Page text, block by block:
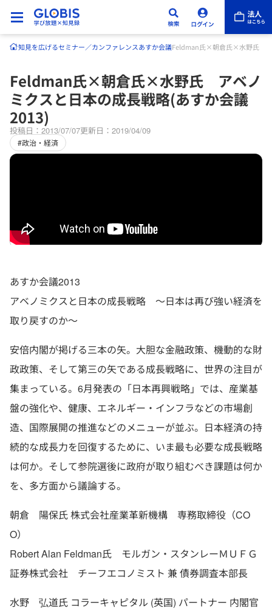
知見を広げるセミナー／カンファレンスあすか会議Feldman氏×朝倉氏×水野氏 ア
Feldman氏×朝倉氏×水野氏 アベノ
ミクスと日本の成長戦略(あすか会議
2013)
投稿日：2013/07/07更新日：2019/04/09
#政治・経済
あすか会議2013
アベノミクスと日本の成長戦略 ～日本は再び強い経済を
取り戻すのか～
安倍内閣が掲げる三本の矢。大胆な金融政策、機動的な財
政政策、そして第三の矢である成長戦略に、世界の注目が
集まっている。6月発表の「日本再興戦略」では、産業基
盤の強化や、健康、エネルギー・インフラなどの市場創
造、国際展開の推進などのメニューが並ぶ。日本経済の持
続的な成長力を回復するために、いま最も必要な成長戦略
は何か。そして参院選後に政府が取り組むべき課題は何か
を、多方面から議論する。
朝倉 陽保氏 株式会社産業革新機構 専務取締役（CO
O）
Robert Alan Feldman氏 モルガン・スタンレーＭＵＦＧ
証券株式会社 チーフエコノミスト 兼 債券調査本部長
水野 弘道氏 コラーキャピタル (英国) パートナー 内閣官